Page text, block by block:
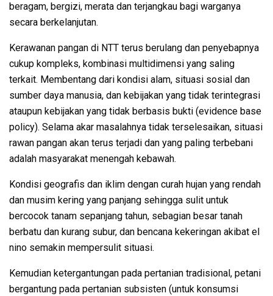
beragam, bergizi, merata dan terjangkau bagi warganya
secara berkelanjutan.
Kerawanan pangan di NTT terus berulang dan penyebapnya
cukup kompleks, kombinasi multidimensi yang saling
terkait. Membentang dari kondisi alam, situasi sosial dan
sumber daya manusia, dan kebijakan yang tidak terintegrasi
ataupun kebijakan yang tidak berbasis bukti (evidence base
policy). Selama akar masalahnya tidak terselesaikan, situasi
rawan pangan akan terus terjadi dan yang paling terbebani
adalah masyarakat menengah kebawah.
Kondisi geografis dan iklim dengan curah hujan yang rendah
dan musim kering yang panjang sehingga sulit untuk
bercocok tanam sepanjang tahun, sebagian besar tanah
berbatu dan kurang subur, dan bencana kekeringan akibat el
nino semakin mempersulit situasi.
Kemudian ketergantungan pada pertanian tradisional, petani
bergantung pada pertanian subsisten (untuk konsumsi